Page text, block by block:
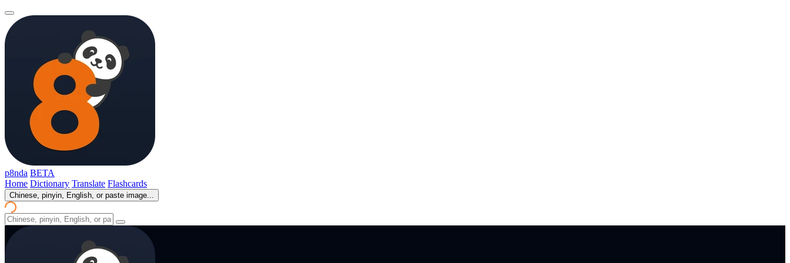
p8nda BETA
Home Dictionary Translate Flashcards
Chinese, pinyin, English, or paste image...